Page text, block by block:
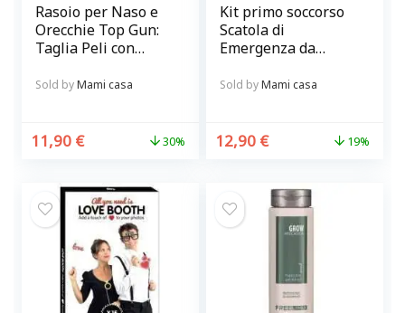
Rasoio per Naso e
Orecchie Top Gun:
Taglia Peli con
Sicurezza
Sold byMami casa
11,90 € 30%
Kit primo soccorso
Scatola di
Emergenza da
bianca
Sold byMami casa
12,90 € 19%